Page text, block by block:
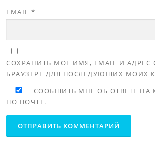
EMAIL*
СОХРАНИТЬ МОЁ ИМЯ, EMAIL И АДРЕС
БРАУЗЕРЕ ДЛЯ ПОСЛЕДУЮЩИХ МОИХ
СООБЩИТЬ МНЕ ОБ ОТВЕТЕ НА
ПО ПОЧТЕ.